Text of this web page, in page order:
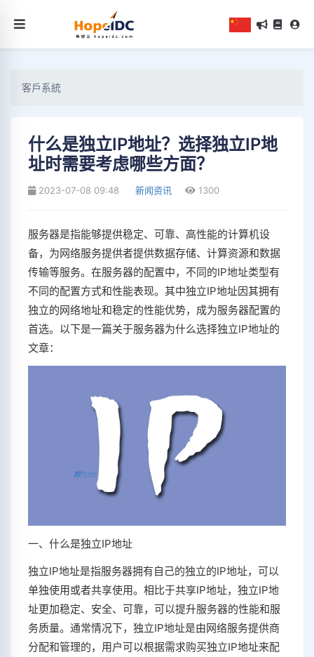
客戶系統
什么是独立IP地址？选择独立IP地
址时需要考虑哪些方面？
2023-07-08 09:48 新闻资讯 1300
服务器是指能够提供稳定、可靠、高性能的计算机设
备，为网络服务提供者提供数据存储、计算资源和数据
传输等服务。在服务器的配置中，不同的IP地址类型有
不同的配置方式和性能表现。其中独立IP地址因其拥有
独立的网络地址和稳定的性能优势，成为服务器配置的
首选。以下是一篇关于服务器为什么选择独立IP地址的
文章：
一、什么是独立IP地址
独立IP地址是指服务器拥有自己的独立的IP地址，可以
单独使用或者共享使用。相比于共享IP地址，独立IP地
址更加稳定、安全、可靠，可以提升服务器的性能和服
务质量。通常情况下，独立IP地址是由网络服务提供商
分配和管理的，用户可以根据需求购买独立IP地址来配